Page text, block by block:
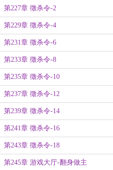
第227章 徵杀令-2
第229章 徵杀令-4
第231章 徵杀令-6
第233章 徵杀令-8
第235章 徵杀令-10
第237章 徵杀令-12
第239章 徵杀令-14
第241章 徵杀令-16
第243章 徵杀令-18
第245章 游戏大厅-翻身做主